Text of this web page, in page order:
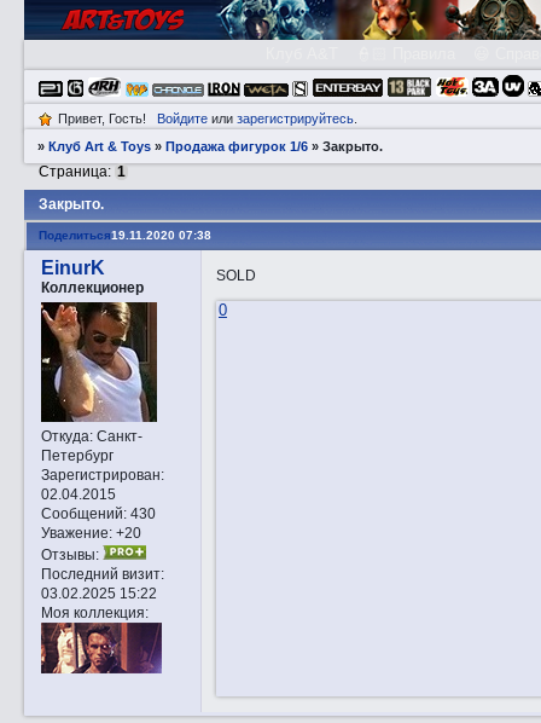
Привет, Гость! Войдитеили зарегистрируйтесь.
»Клуб Art & Toys »Продажа фигурок 1/6 »Закрытo.
Закрытo.
Страница: 1
Поделиться19.11.2020 07:38
EinurK
Коллекционер
Откуда:Санкт-
Петербург
Зарегистрирован:
02.04.2015
Сообщений:430
Уважение: +20
Отзывы:
Последний визит:
03.02.2025 15:22
Моя коллекция:
SOLD
0